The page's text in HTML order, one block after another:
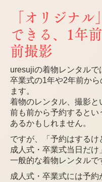
「オリジナル
できる、1年
前撮影
uresujiの着物レンタルで
卒業式の1年や2年前から
ます。
着物のレンタル、撮影と
前も前から予約するとい
あるかもしれません。
ですが、「予約はするけ
成人式・卒業式当日だけ
一般的な着物レンタルで
成人式・卒業式には予約